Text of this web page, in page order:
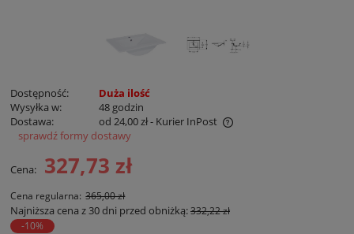
Dostępność:
Duża ilość
Wysyłka w:
48 godzin
Dostawa:
od 24,00 zł- Kurier InPost
Cena nie zawiera ewentualnych kosztów płatności
sprawdź formy dostawy
Cena: 327,73 zł
Cena regularna: 365,00 zł
Najniższa cena z 30 dni przed obniżką:332,22 zł
-10%